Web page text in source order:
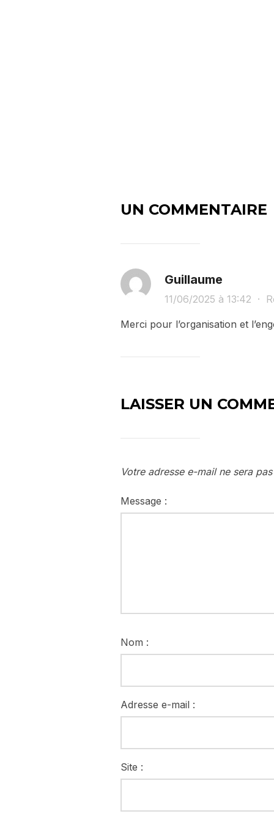
UN COMMENTAIRE
Guillaume
11/06/2025 à 13:42 ·
Merci pour l’organisation et
LAISSER UN
Votre adresse e-mail ne sera
Message :
Nom :
Adresse e-mail :
Site :